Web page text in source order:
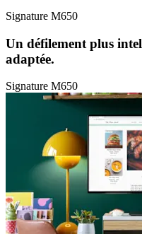
Signature M650
Un défilement plus
adaptée.
Signature M650